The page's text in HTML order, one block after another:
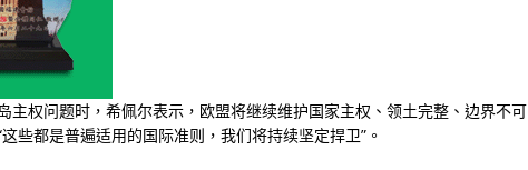
主权问题时，希佩尔表示，欧盟将继续维护国家主权、领土完整、边界不可
些都是普遍适用的国际准则，我们将持续坚定捍卫”。